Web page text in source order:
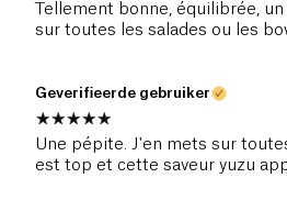
Tellement bonne, équilibrée,
sur toutes les salades ou les
Geverifieerde gebruiker
Une pépite. J'en mets sur
est top et cette saveur yuzu